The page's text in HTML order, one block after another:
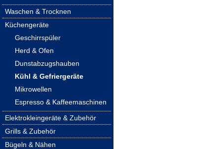
Waschen & Trocknen
Küchengeräte
Geschirrspüler
Herd & Ofen
Dunstabzugshauben
Kühl & Gefriergeräte
Mikrowellen
Espresso & Kaffeemaschinen
Elektrokleingeräte & Zubehör
Grills & Zubehör
Bügeln & Nähen